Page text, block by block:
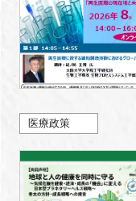
医療政策